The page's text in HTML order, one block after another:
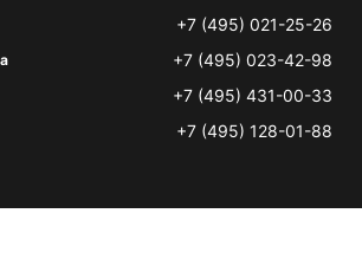
+7 (495) 021-25-26
+7 (495) 023-42-98
+7 (495) 431-00-33
+7 (495) 128-01-88